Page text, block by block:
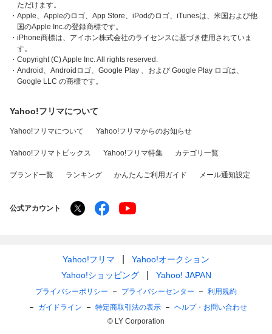
ただけます。
・Apple、Appleのロゴ、App Store、iPodのロゴ、iTunesは、米国および他
国のApple Inc.の登録商標です。
・iPhone商標は、アイホン株式会社のライセンスに基づき使用されていま
す。
・Copyright (C) Apple Inc. All rights reserved.
・Android、Androidロゴ、Google Play 、および Google Play ロゴは、
Google LLC の商標です。
Yahoo!フリマについて
Yahoo!フリマについて Yahoo!フリマからのお知らせ
Yahoo!フリマトピックス Yahoo!フリマ特集 カテゴリ一覧
ブランド一覧 ランキング かんたんご利用ガイド メール通知設定
公式アカウント
Yahoo!フリマ
Yahoo!オークション
Yahoo!ショッピング
Yahoo! JAPAN
プライバシーポリシー プライバシーセンター
利用規約
ガイドライン
特定商取引法の表示
ヘルプ・お問い合わせ
© LY Corporation